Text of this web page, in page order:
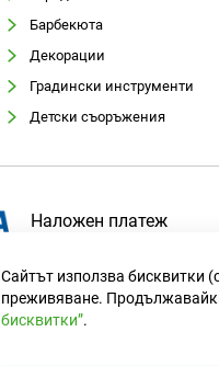
Барбекюта
Декорации
Градински инструменти
Детски съоръжения
Наложен платеж
Сайтът използва бисквитки
преживяване.
бисквитки”.